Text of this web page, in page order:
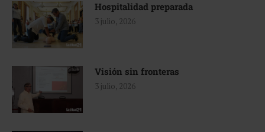
Hospitalidad preparada
3 julio, 2026
Visión sin fronteras
3 julio, 2026